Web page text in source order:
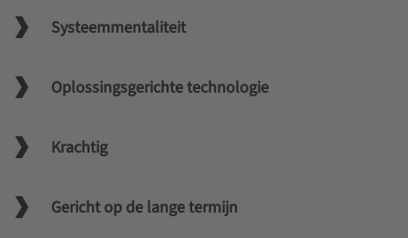
Systeemmentaliteit
Oplossingsgerichte technologie
Krachtig
Gericht op de lange termijn